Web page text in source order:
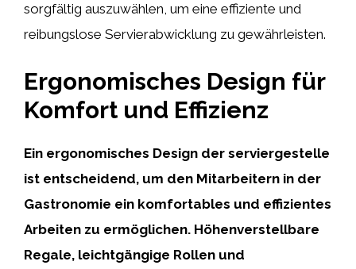
sorgfältig auszuwählen, um eine effiziente und
reibungslose Servierabwicklung zu gewährleisten.
Ergonomisches Design für
Komfort und Effizienz
Ein ergonomisches Design der serviergestelle
ist entscheidend, um den Mitarbeitern in der
Gastronomie ein komfortables und effizientes
Arbeiten zu ermöglichen. Höhenverstellbare
Regale, leichtgängige Rollen und